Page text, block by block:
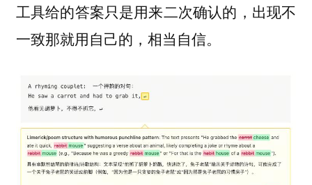
工具给的答案只是用来二次确认的，出现不
一致那就用自己的，相当自信。